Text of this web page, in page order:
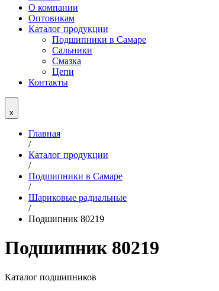
О компании
Оптовикам
Каталог продукции
Подшипники в Самаре
Сальники
Смазка
Цепи
Контакты
x
Главная
/
Каталог продукции
/
Подшипники в Самаре
/
Шариковые радиальные
/
Подшипник 80219
Подшипник 80219
Каталог подшипников